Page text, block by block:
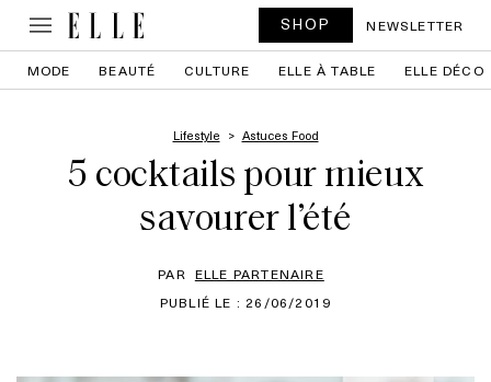
SHOP NEWSLETTER
MODE BEAUTÉ CULTURE ELLE À TABLE ELLE DÉCO
Lifestyle Astuces Food
5 cocktails pour mieux
savourer l’été
PAR ELLE PARTENAIRE
PUBLIÉ LE : 26/06/2019